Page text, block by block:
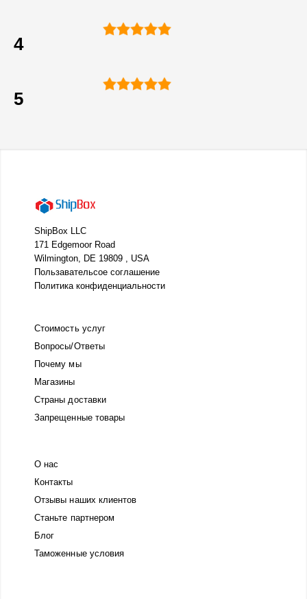
4
5
ShipBox LLC
171 Edgemoor Road
Wilmington, DE 19809 , USA
Пользавательсое соглашение
Политика конфиденциальности
Стоимость услуг
Вопросы/Ответы
Почему мы
Магазины
Страны доставки
Запрещенные товары
О нас
Контакты
Отзывы наших клиентов
Станьте партнером
Блог
Таможенные условия